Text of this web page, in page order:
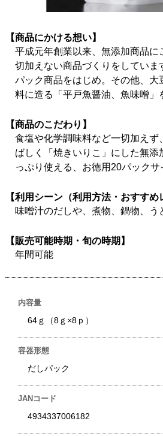
【商品にかける想い】
平成元年創業以来、無添加商品に
切加えない商品づくりをしていま
パック商品をはじめ。その他、大
料に造る「平戸魚醤油、魚味噌」
【商品のこだわり】
食塩や化学調味料など一切加えず
ばしく「焼きいりこ」にした無添
っぷり使える、お徳用20パックサ
【利用シーン（利用方法・おすすめ
味噌汁のだしや、煮物、鍋物、う
【販売可能時期・旬の時期】
年間可能
内容量
64ｇ（8ｇ×8ｐ）
容器形態
だしパック
JANコード
4934337006182